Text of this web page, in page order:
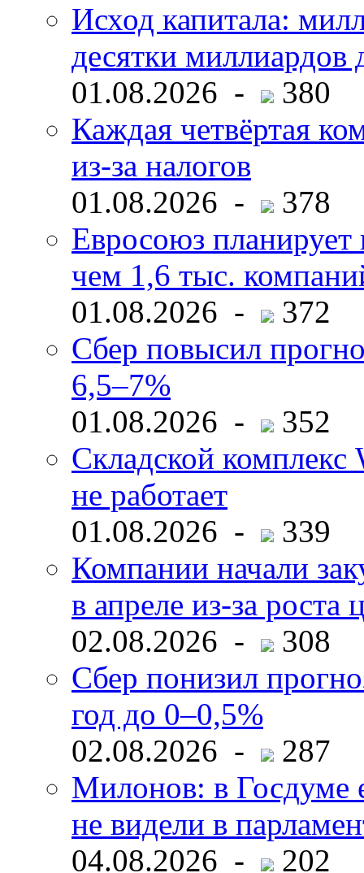
Исход капитала:
десятки миллиардов
01.08.2026 -
380
Каждая четвёртая
из-за налогов
01.08.2026 -
378
Евросоюз планирует
чем 1,6 тыс.
01.08.2026 -
372
Сбер повысил
6,5–7%
01.08.2026 -
352
Складской комплекс
не работает
01.08.2026 -
339
Компании начали
в апреле из-за роста
02.08.2026 -
308
Сбер понизил
год до 0–0,5%
02.08.2026 -
287
Милонов: в Госдуме
не видели в
04.08.2026 -
202